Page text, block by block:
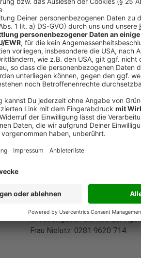
in Vollzeit. Zu den Aufgaben
Altarmaturen zwecks
Trennen, Verpacken, etc. und
Man sollte eine abgeschlossene
(Maschinen‐/
Auf Zuverlässigkeit,
Arbeitgeber großen Wert.
erforderlich. Erfahrungen im
Kranschein von Vorteil.
Ansprechperson im
Kreis Wesel ist Frau Kühn: 0281
Gebiete ab sofort
Vollzeit. Erfahrung im Vertrieb
wünschenswert. Das
angrenzende Gebiete, daher
im Arbeitgeber-Service der
Frau Nielutz: 0281 9620 714.